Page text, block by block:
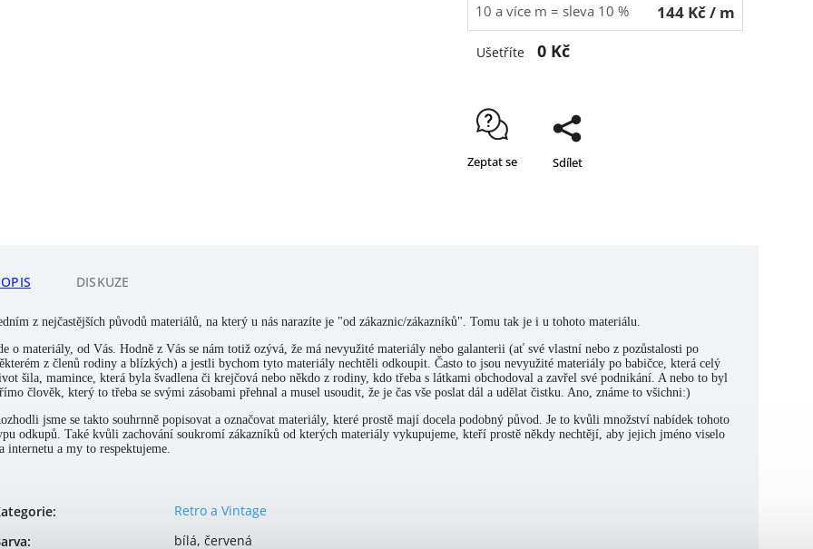
10 a více m = sleva 10 % 144 Kč/ m
Ušetříte 0 Kč
Zeptat se Sdílet
DISKUZE
z nejčastějších původů materiálů, na který u nás narazíte je "od zákaznic/zákazníků". Tomu tak je i u tohoto materiálu.
o materiály, od Vás. Hodně z Vás se nám totiž ozývá, že má nevyužité materiály nebo galanterii (ať své vlastní nebo z pozůstalosti po
z členů rodiny a blízkých) a jestli bychom tyto materiály nechtěli odkoupit. Často to jsou nevyužité materiály po babičce, která celý
šila, mamince, která byla švadlena či krejčová nebo někdo z rodiny, kdo třeba s látkami obchodoval a zavřel své podnikání. A nebo to byl
člověk, který to třeba se svými zásobami přehnal a musel usoudit, že je čas vše poslat dál a udělat čistku. Ano, známe to všichni:)
jsme se takto souhrnně popisovat a označovat materiály, které prostě mají docela podobný původ. Je to kvůli množství nabídek tohoto
odkupů. Také kvůli zachování soukromí zákazníků od kterých materiály vykupujeme, kteří prostě někdy nechtějí, aby jejich jméno viselo
internetu a my to respektujeme.
:
Retro a Vintage
:
bílá, červená